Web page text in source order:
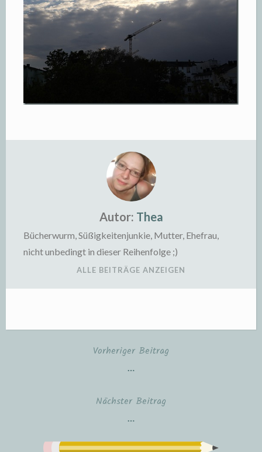
Autor: Thea
Bücherwurm, Süßigkeitenjunkie, Mutter, Ehefrau,
nicht unbedingt in dieser Reihenfolge ;)
ALLE BEITRÄGE ANZEIGEN
BeitragsnavigationVorheriger Beitrag
Nächster Beitrag